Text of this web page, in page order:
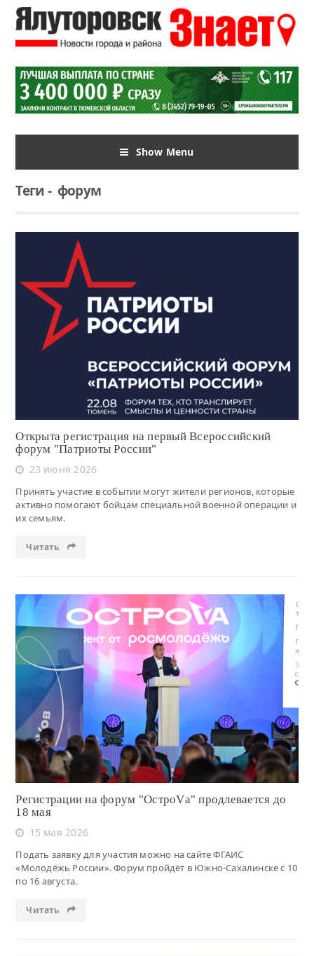
Show Menu
Теги-форум
Читать
Открыта регистрация на первый Всероссийский
форум "Патриоты России"
23 июня 2026
Принять участие в событии могут жители регионов, которые
активно помогают бойцам специальной военной операции и
их семьям.
Читать
Читать
Регистрации на форум "ОстроVа" продлевается до
18 мая
15 мая 2026
Подать заявку для участия можно на сайте ФГАИС
«Молодёжь России». Форум пройдёт в Южно-Сахалинске с 10
по 16 августа.
Читать